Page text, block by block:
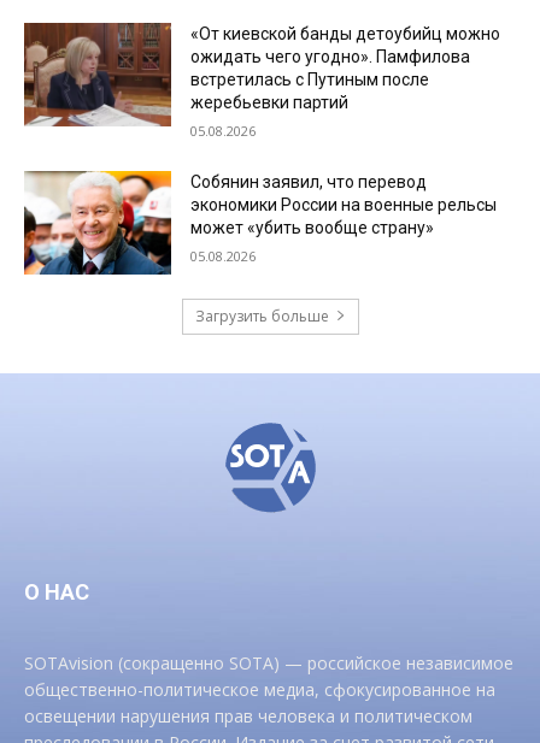
«От киевской банды детоубийц можно
ожидать чего угодно». Памфилова
встретилась с Путиным после
жеребьевки партий
05.08.2026
Собянин заявил, что перевод
экономики России на военные рельсы
может «убить вообще страну»
05.08.2026
Загрузить больше
О НАС
SOTAvision (сокращенно SOTA) — российское независимое
общественно-политическое медиа, сфокусированное на
освещении нарушения прав человека и политическом